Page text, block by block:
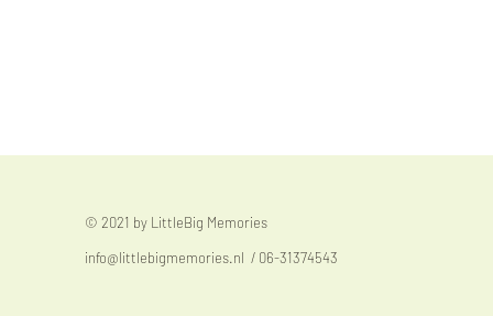
© 2021 by LittleBig Memories
info@littlebigmemories.nl / 06-31374543